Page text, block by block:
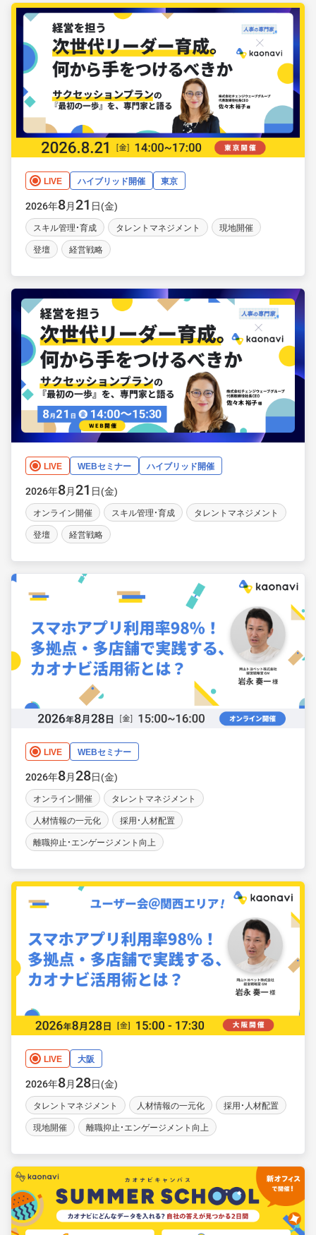
LIVE ハイブリッド開催 東京
2026年8月 21 日(金)
スキル管理・育成 タレントマネジメント
現地開催
登壇
経営戦略
LIVE WEBセミナー ハイブリッド開催
2026年8月 21 日(金)
オンライン開催 スキル管理・育成
タレントマネジメント
登壇
経営戦略
LIVE WEBセミナー
2026年8月 28日(金)
オンライン開催
タレントマネジメント
人材情報の一元化
採用・人材配置
離職抑止・エンゲージメント向上
LIVE 大阪
2026年8月 28日(金)
タレントマネジメント 人材情報の一元化
採用・人材配置
現地開催
離職抑止・エンゲージメント向上